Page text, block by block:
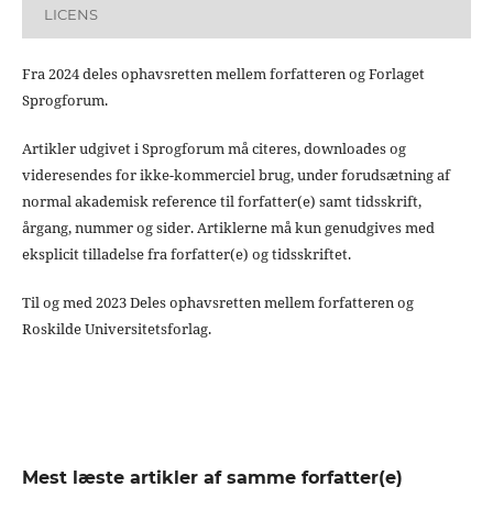
LICENS
Fra 2024 deles ophavsretten mellem forfatteren og Forlaget
Sprogforum.
Artikler udgivet i Sprogforum må citeres, downloades og
videresendes for ikke-kommerciel brug, under forudsætning af
normal akademisk reference til forfatter(e) samt tidsskrift,
årgang, nummer og sider. Artiklerne må kun genudgives med
eksplicit tilladelse fra forfatter(e) og tidsskriftet.
Til og med 2023 Deles ophavsretten mellem forfatteren og
Roskilde Universitetsforlag.
Mest læste artikler af samme forfatter(e)